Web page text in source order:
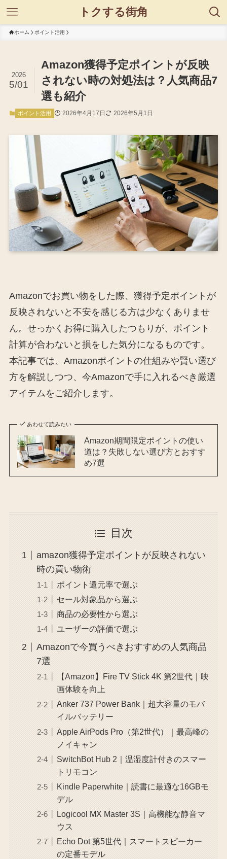
トクする街角
ホーム ポイント活用
Amazon獲得予定ポイントが反映
されない時の対処法は？人気商品7
選も紹介
2026
5/01
ポイント活用 2026年4月17日 2026年5月1日
Amazonでお買い物をした際、獲得予定ポイントが
反映されないと不安を感じる方は少なくありませ
ん。せっかくお得に購入したつもりが、ポイント
計算が合わないと損をした気分になるものです。
本記事では、Amazonポイントの仕組みや賢い選び
方を解説しつつ、今Amazonで手に入れるべき厳選
アイテムをご紹介します。
あわせて読みたい
Amazon期間限定ポイントの使い
道は？失敗しない選び方とおすす
め7選
目次
amazon獲得予定ポイントが反映されない
時の買い物術
ポイント還元率で選ぶ
セール対象品から選ぶ
商品の必要性から選ぶ
ユーザーの評価で選ぶ
Amazonで今買うべきおすすめの人気商品
7選
【Amazon】Fire TV Stick 4K 第2世代｜映
画体験を向上
Anker 737 Power Bank｜超大容量のモバ
イルバッテリー
Apple AirPods Pro（第2世代）｜最高峰の
ノイキャン
SwitchBot Hub 2｜温湿度計付きのスマー
トリモコン
Kindle Paperwhite｜読書に最適な16GBモ
デル
Logicool MX Master 3S｜高機能な静音マ
ウス
Echo Dot 第5世代｜スマートスピーカー
の定番モデル